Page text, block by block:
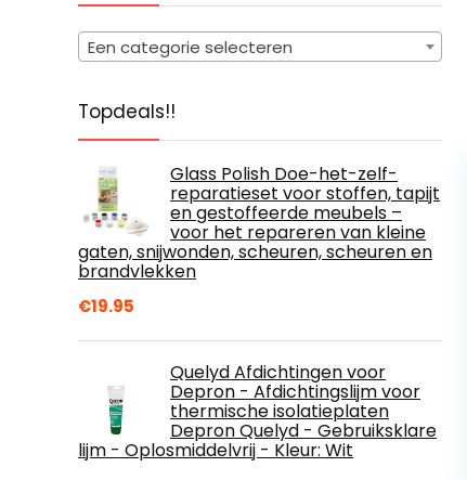
Een categorie selecteren
Topdeals!!
Glass Polish Doe-het-zelf-
reparatieset voor stoffen, tapijt
en gestoffeerde meubels –
voor het repareren van kleine
gaten, snijwonden, scheuren, scheuren en
brandvlekken
€19.95
Quelyd Afdichtingen voor
Depron - Afdichtingslijm voor
thermische isolatieplaten
Depron Quelyd - Gebruiksklare
lijm - Oplosmiddelvrij - Kleur: Wit